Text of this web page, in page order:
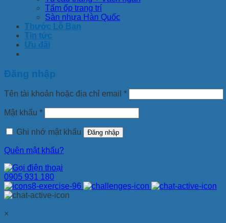
Tấm ốp trang trí
Sàn nhựa Hàn Quốc
Thước Lỗ Ban
Tin tức
Ưu đãi
Đăng nhập
Tên tài khoản hoặc địa chỉ email *
Mật khẩu *
Ghi nhớ mật khẩu Đăng nhập
Quên mật khẩu?
0905 931 180
×